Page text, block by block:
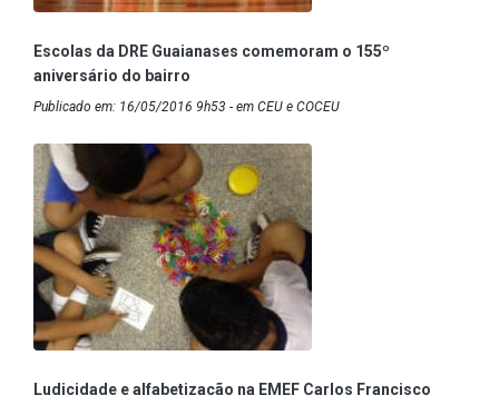
Escolas da DRE Guaianases comemoram o 155º
aniversário do bairro
Publicado em: 16/05/2016 9h53 - em CEU e COCEU
Ludicidade e alfabetização na EMEF Carlos Francisco